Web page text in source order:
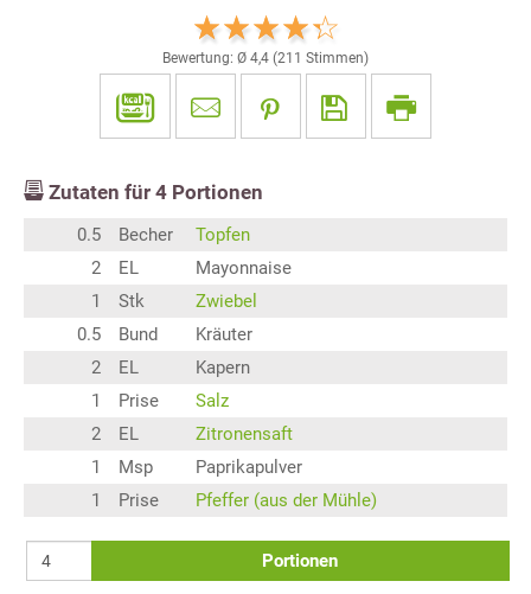
Bewertung: Ø 4,4 (211 Stimmen)
Zutaten für 4 Portionen
0.5 Becher
Topfen
2
EL
Mayonnaise
1
Stk
Zwiebel
0.5
Bund
Kräuter
2
EL
Kapern
1
Prise
Salz
2
EL
Zitronensaft
1
Msp
Paprikapulver
1
Prise Pfeffer (aus der Mühle)
Portionen